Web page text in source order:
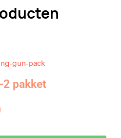
2 pakket